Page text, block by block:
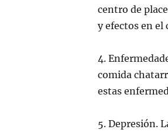
centro de
y efectos en el
4.
comida
estas
5. Depresión.